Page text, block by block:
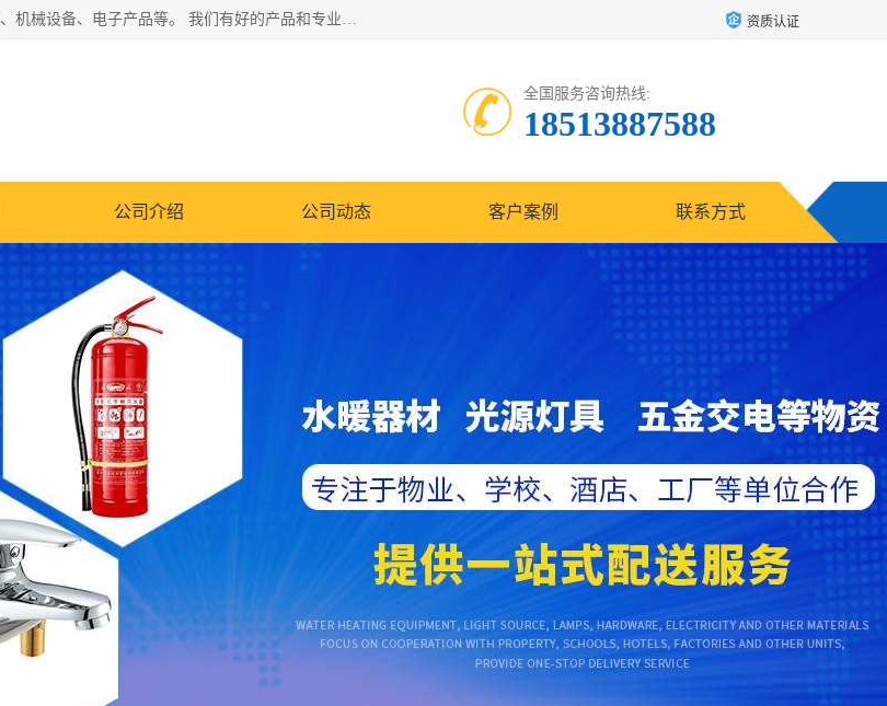
北京华信万佳商贸有限公司主要经营销售食用农产品、建筑材料，五金产品、机械设备、电子产品等。 我们有好的产品和专业的销售和技术团队，始终为客户提供好的产品和技术支持、健全的售后服务，如果您对我公司的产品服务有兴趣，期待您在线留言或者来电咨询! 资质认证
全国服务咨询热线:
18513887588
公司介绍 公司动态 客户案例 联系方式